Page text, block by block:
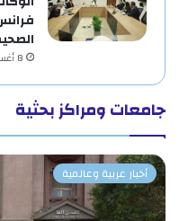
8 أغسطس، 2026
جامعات ومراكز بحثية
أخبار عربية وعالمية